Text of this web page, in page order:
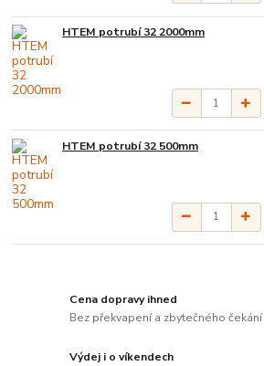
HTEM potrubí 32 2000mm
HTEM potrubí 32 500mm
Cena dopravy ihned
Bez překvapení a zbytečného čekání
Výdej i o víkendech